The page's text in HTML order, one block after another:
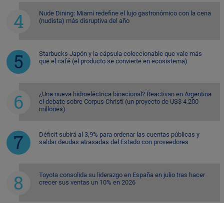
Nude Dining: Miami redefine el lujo gastronómico con la cena
(nudista) más disruptiva del año
Starbucks Japón y la cápsula coleccionable que vale más
que el café (el producto se convierte en ecosistema)
¿Una nueva hidroeléctrica binacional? Reactivan en Argentina
el debate sobre Corpus Christi (un proyecto de US$ 4.200
millones)
Déficit subirá al 3,9% para ordenar las cuentas públicas y
saldar deudas atrasadas del Estado con proveedores
Toyota consolida su liderazgo en España en julio tras hacer
crecer sus ventas un 10% en 2026